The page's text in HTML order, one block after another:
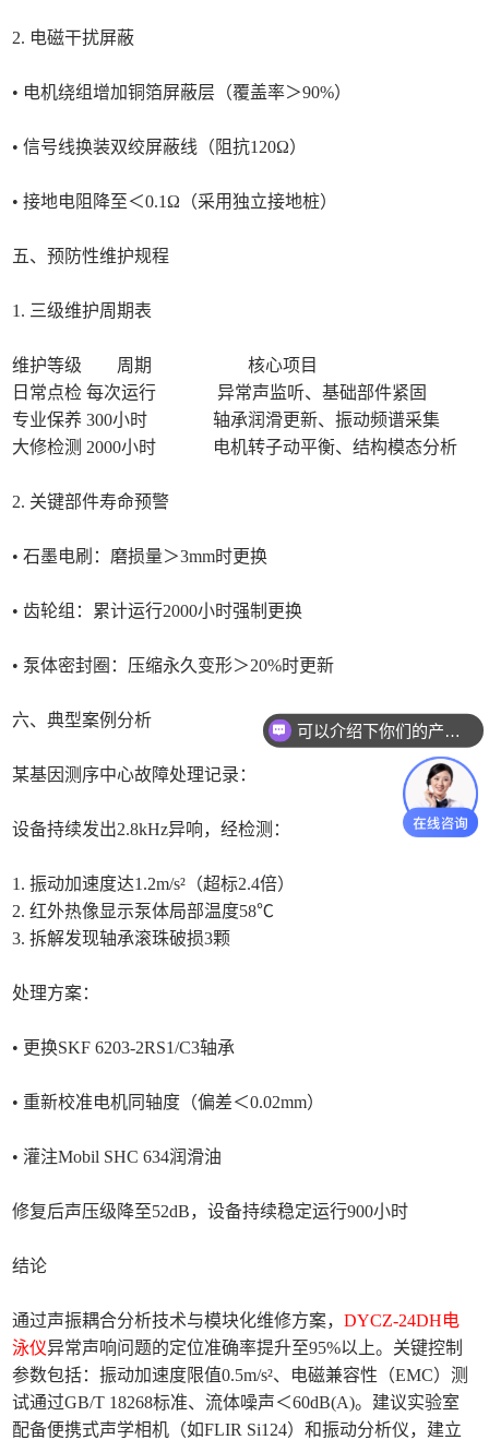
2. 电磁干扰屏蔽
• 电机绕组增加铜箔屏蔽层（覆盖率＞90%）
• 信号线换装双绞屏蔽线（阻抗120Ω）
• 接地电阻降至＜0.1Ω（采用独立接地桩）
五、预防性维护规程
1. 三级维护周期表
维护等级 周期 核心项目
日常点检 每次运行 异常声监听、基础部件紧固
专业保养 300小时 轴承润滑更新、振动频谱采集
大修检测 2000小时 电机转子动平衡、结构模态分析
2. 关键部件寿命预警
• 石墨电刷：磨损量＞3mm时更换
• 齿轮组：累计运行2000小时强制更换
• 泵体密封圈：压缩永久变形＞20%时更新
六、典型案例分析
某基因测序中心故障处理记录：
设备持续发出2.8kHz异响，经检测：
1. 振动加速度达1.2m/s²（超标2.4倍）
2. 红外热像显示泵体局部温度58℃
3. 拆解发现轴承滚珠破损3颗
处理方案：
• 更换SKF 6203-2RS1/C3轴承
• 重新校准电机同轴度（偏差＜0.02mm）
• 灌注Mobil SHC 634润滑油
修复后声压级降至52dB，设备持续稳定运行900小时
结论
通过声振耦合分析技术与模块化维修方案，DYCZ-24DH电
泳仪异常声响问题的定位准确率提升至95%以上。关键控制
参数包括：振动加速度限值0.5m/s²、电磁兼容性（EMC）测
试通过GB/T 18268标准、流体噪声＜60dB(A)。建议实验室
配备便携式声学相机（如FLIR Si124）和振动分析仪，建立
你们是怎么收费的呢